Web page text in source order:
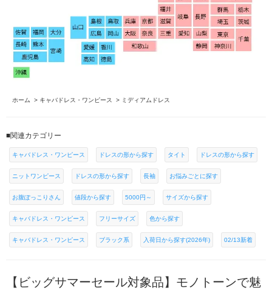
ホーム > キャバドレス・ワンピース > ミディアムドレス
■関連カテゴリー
キャバドレス・ワンピース ドレスの形から探す タイト ドレスの形から探す
ニットワンピース ドレスの形から探す 長袖 お悩みごとに探す
お腹ぽっこりさん 値段から探す 5000円～ サイズから探す
キャバドレス・ワンピース フリーサイズ 色から探す
キャバドレス・ワンピース ブラック系 入荷日から探す(2026年) 02/13新着
【ビッグサマーセール対象品】モノトーンで魅